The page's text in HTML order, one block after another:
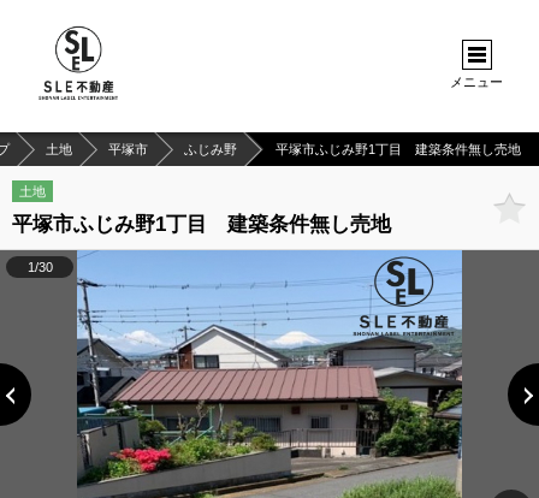
メニュー
土地 平塚市 ふじみ野 平塚市ふじみ野1丁目 建築条件無し売地
土地
平塚市ふじみ野1丁目 建築条件無し売地
1/30